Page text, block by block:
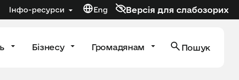
Інфо-ресурси Eng Версія для слабозорих
Бізнесу Громадянам Пошук